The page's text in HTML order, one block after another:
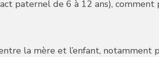
paternel de 6 à 12 ans),
la mère et l’enfant, notamment